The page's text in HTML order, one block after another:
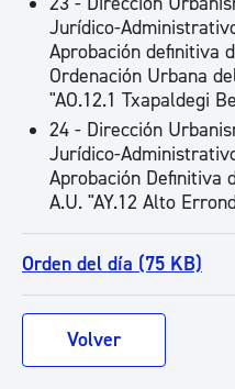
Jurídico-
Aprobación definitiva
Ordenación Urbana
"AO.12.1 Txapaldegi
24 - Dirección
Jurídico-
Aprobación Definitiva
A.U. "AY.12 Alto
Orden del día (75 KB)
Volver